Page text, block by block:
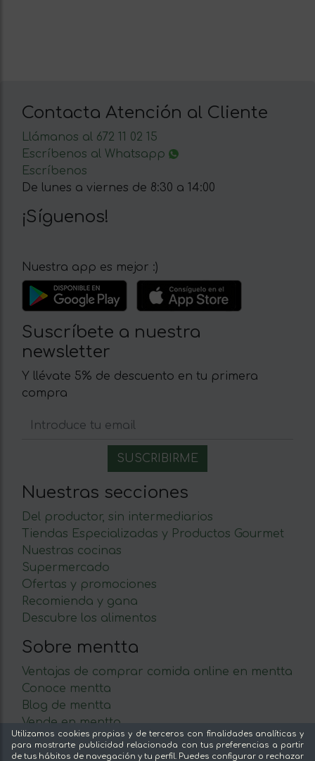
Contacta Atención al Cliente
Llámanos al 672 11 02 15
Escríbenos al Whatsapp
Escríbenos
De lunes a viernes de 8:30 a 14:00
¡Síguenos!
Nuestra app es mejor :)
Suscríbete a nuestra
newsletter
Y llévate 5% de descuento en tu primera
compra
Nuestras secciones
Del productor, sin intermediarios
Tiendas Especializadas y Productos Gourmet
Nuestras cocinas
Supermercado
Ofertas y promociones
Recomienda y gana
Descubre los alimentos
Sobre mentta
Ventajas de comprar comida online en mentta
Conoce mentta
Blog de mentta
Vende en mentta
Fidelización
Preguntas frecuentes
Utilizamos cookies propias y de terceros con finalidades analíticas y
para mostrarte publicidad relacionada con tus preferencias a partir
de tus hábitos de navegación y tu perfil. Puedes configurar o rechazar